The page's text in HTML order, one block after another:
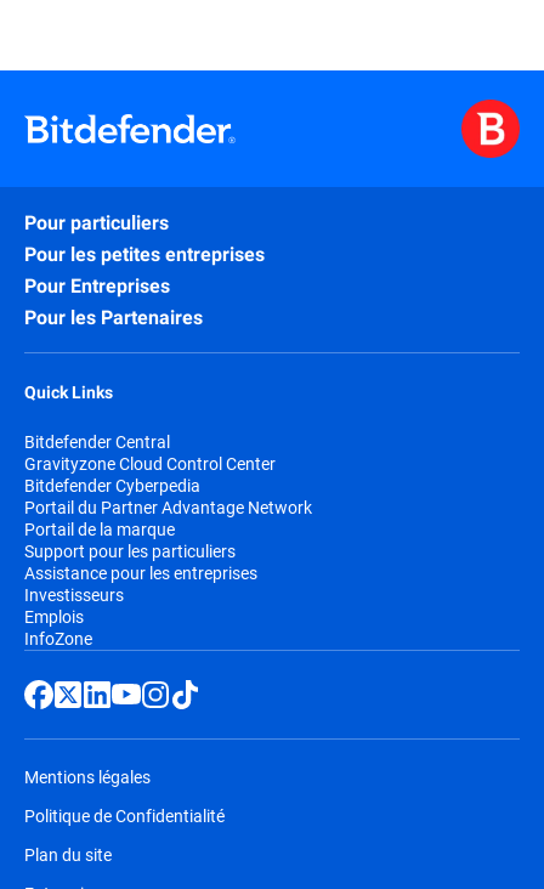
Pour particuliers
Pour les petites entreprises
Pour Entreprises
Pour les Partenaires
Quick Links
Bitdefender Central
Gravityzone Cloud Control Center
Bitdefender Cyberpedia
Portail du Partner Advantage Network
Portail de la marque
Support pour les particuliers
Assistance pour les entreprises
Investisseurs
Emplois
InfoZone
Mentions légales
Politique de Confidentialité
Plan du site